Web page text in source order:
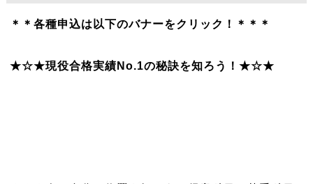
＊＊各種申込は以下のバナーをクリック！＊＊＊
★☆★現役合格実績No.1の秘訣を知ろう！★☆★